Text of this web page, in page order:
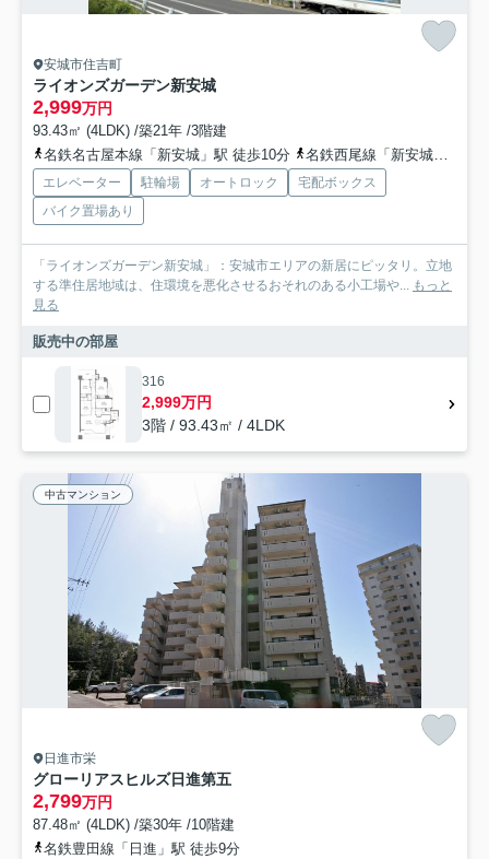
安城市住吉町
ライオンズガーデン新安城
2,999万円
93.43㎡ (4LDK) /築21年 /3階建
名鉄名古屋本線「新安城」駅 徒歩10分
名鉄西尾線「新安城」駅 徒歩10分
エレベーター 駐輪場 オートロック
宅配ボックス
バイク置場あり
「ライオンズガーデン新安城」：安城市エリアの新居にピッタリ。立地
する準住居地域は、住環境を悪化させるおそれのある小工場や... もっと
見る
販売中の部屋
316
2,999万円
3階 / 93.43㎡ / 4LDK
中古マンション
日進市栄
グローリアスヒルズ日進第五
2,799万円
87.48㎡ (4LDK) /築30年 /10階建
名鉄豊田線「日進」駅 徒歩9分